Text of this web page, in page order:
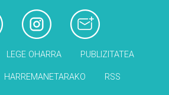
LEGE OHARRA PUBLIZITATEA
HARREMANETARAKO RSS